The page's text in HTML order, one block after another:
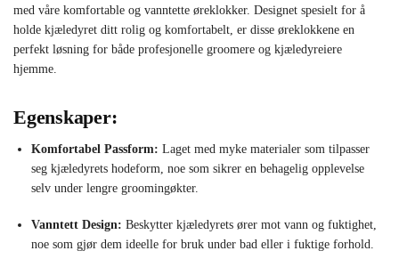
med våre komfortable og vanntette øreklokker. Designet spesielt for å
holde kjæledyret ditt rolig og komfortabelt, er disse øreklokkene en
perfekt løsning for både profesjonelle groomere og kjæledyreiere
hjemme.
Egenskaper:
Komfortabel Passform: Laget med myke materialer som tilpasser
seg kjæledyrets hodeform, noe som sikrer en behagelig opplevelse
selv under lengre groomingøkter.
Vanntett Design: Beskytter kjæledyrets ører mot vann og fuktighet,
noe som gjør dem ideelle for bruk under bad eller i fuktige forhold.